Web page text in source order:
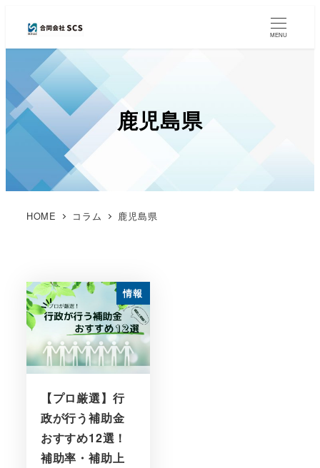
MENU
鹿児島県
HOME コラム 鹿児島県
情報
【プロ厳選】行
政が行う補助金
おすすめ12選！
補助率・補助上